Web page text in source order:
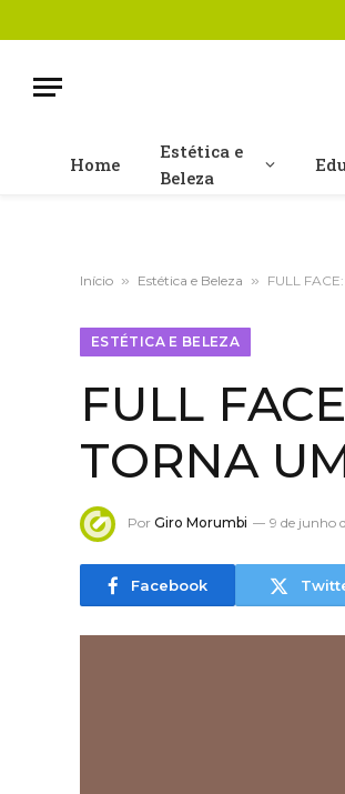
Home
Estética e
Beleza
Início » Estética e Beleza » FULL
ESTÉTICA E BELEZA
FULL
TORNA
Por Giro Morumbi 9 de junho
Facebook